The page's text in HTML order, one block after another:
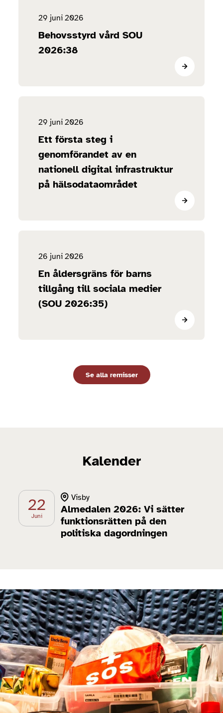
29 juni 2026
Behovsstyrd vård SOU
2026:38
29 juni 2026
Ett första steg i
genomförandet av en
nationell digital infrastruktur
på hälsodataområdet
26 juni 2026
En åldersgräns för barns
tillgång till sociala medier
(SOU 2026:35)
Se alla remisser
Kalender
22
Juni
Visby
Almedalen 2026: Vi sätter
funktionsrätten på den
politiska dagordningen